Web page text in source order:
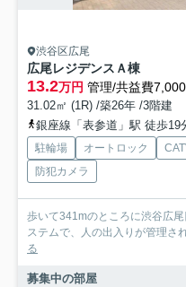
渋谷区広尾
広尾レジデンスＡ棟
13.2万円 管理/共益費
31.02㎡ (1R) /築26年 /3階建
銀座線「表参道」駅 徒歩19
駐輪場 オートロック
防犯カメラ
歩いて341mのところに渋谷広
ステムで、人の出入りが管理さ
る
募集中の部屋